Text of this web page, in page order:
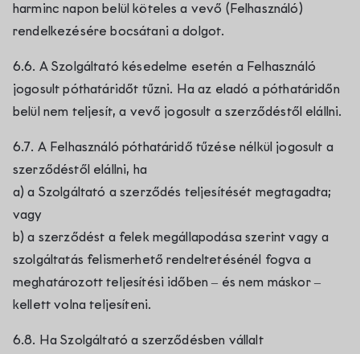
harminc napon belül köteles a vevő (Felhasználó)
rendelkezésére bocsátani a dolgot.
6.6. A Szolgáltató késedelme esetén a Felhasználó
jogosult póthatáridőt tűzni. Ha az eladó a póthatáridőn
belül nem teljesít, a vevő jogosult a szerződéstől elállni.
6.7. A Felhasználó póthatáridő tűzése nélkül jogosult a
szerződéstől elállni, ha
a) a Szolgáltató a szerződés teljesítését megtagadta;
vagy
b) a szerződést a felek megállapodása szerint vagy a
szolgáltatás felismerhető rendeltetésénél fogva a
meghatározott teljesítési időben – és nem máskor –
kellett volna teljesíteni.
6.8. Ha Szolgáltató a szerződésben vállalt